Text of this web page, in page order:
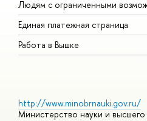
Людям с ограниченными
Единая платежная страница
Работа в Вышке
http://www.minobrnauki.gov.ru/
Министерство науки и